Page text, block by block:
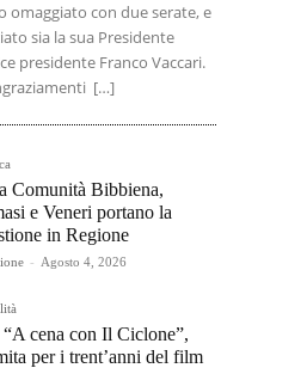
omaggiato con due serate, e
sia la sua Presidente
presidente Franco Vaccari.
[…]
Comunità Bibbiena,
e Veneri portano la
in Regione
- Agosto 4, 2026
“A cena con Il Ciclone”,
per i trent’anni del film